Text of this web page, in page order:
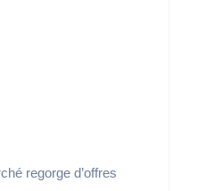
regorge d’offres